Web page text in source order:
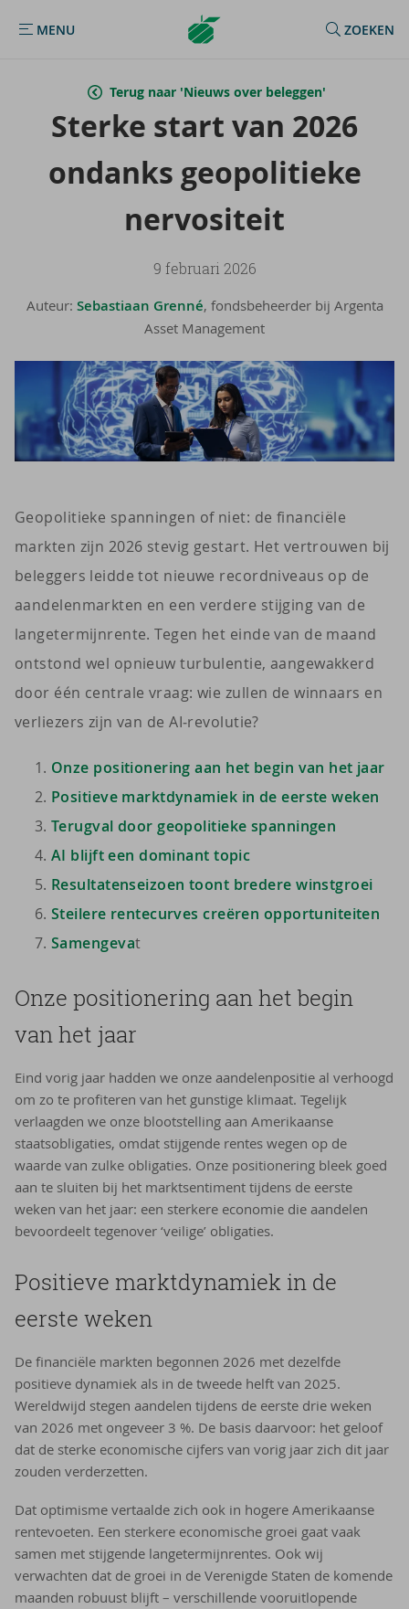
MENU
MENU
Argenta
Homepage
ZOEKEN
Terug naar 'Nieuws over beleggen'
Ster­ke start van 2026
on­danks ge­o­po­li­tie­ke
ner­vo­si­teit
9 februari 2026
Auteur: Sebastiaan Grenné, fondsbeheerder bij Argenta
Asset Management
Geopolitieke spanningen of niet: de financiële
markten zijn 2026 stevig gestart. Het vertrouwen bij
beleggers leidde tot nieuwe recordniveaus op de
aandelenmarkten en een verdere stijging van de
langetermijnrente. Tegen het einde van de maand
ontstond wel opnieuw turbulentie, aangewakkerd
door één centrale vraag: wie zullen de winnaars en
verliezers zijn van de AI‑revolutie?
Onze positionering aan het begin van het jaar
Positieve marktdynamiek in de eerste weken
Terugval door geopolitieke spanningen
AI blijft een dominant topic
Resultatenseizoen toont bredere winstgroei
Steilere rentecurves creëren opportuniteiten
Samengevat
Onze po­si­ti­o­ne­ring aan het begin
van het jaar
Eind vorig jaar hadden we onze aandelenpositie al verhoogd
om zo te profiteren van het gunstige klimaat. Tegelijk
verlaagden we onze blootstelling aan Amerikaanse
staatsobligaties, omdat stijgende rentes wegen op de
waarde van zulke obligaties. Onze positionering bleek goed
aan te sluiten bij het marktsentiment tijdens de eerste
weken van het jaar: een sterkere economie die aandelen
bevoordeelt tegenover ‘veilige’ obligaties.
Po­si­tie­ve markt­dy­na­miek in de
eer­ste weken
De financiële markten begonnen 2026 met dezelfde
positieve dynamiek als in de tweede helft van 2025.
Wereldwijd stegen aandelen tijdens de eerste drie weken
van 2026 met ongeveer 3 %. De basis daarvoor: het geloof
dat de sterke economische cijfers van vorig jaar zich dit jaar
zouden verderzetten.
Dat optimisme vertaalde zich ook in hogere Amerikaanse
rentevoeten. Een sterkere economische groei gaat vaak
samen met stijgende langetermijnrentes. Ook wij
verwachten dat de groei in de Verenigde Staten de komende
maanden robuust blijft – verschillende vooruitlopende